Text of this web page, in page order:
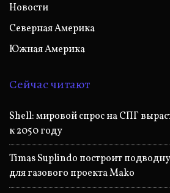
Новости
Северная Америка
Южная Америка
Сейчас читают
Shell: мировой спрос на СПГ
к 2050 году
Timas Suplindo построит
для газового проекта Mako